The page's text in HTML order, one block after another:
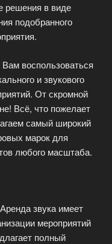
решения в виде
подобранного
воспользоваться
и звукового
От скромной
Всё, что пожелает
самый широкий
марок для
любого масштаба.
звука имеет
мероприятий
полный